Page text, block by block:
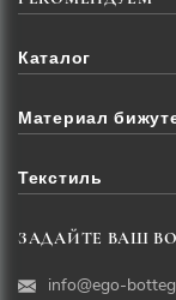
Каталог
Материал
Текстиль
ЗАДАЙТЕ ВАШ
info@ego-